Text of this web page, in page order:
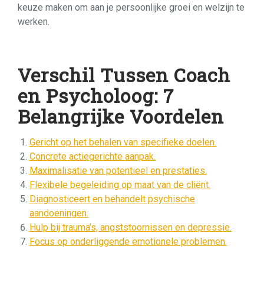
keuze maken om aan je persoonlijke groei en welzijn te
werken.
Verschil Tussen Coach
en Psycholoog: 7
Belangrijke Voordelen
Gericht op het behalen van specifieke doelen.
Concrete actiegerichte aanpak.
Maximalisatie van potentieel en prestaties.
Flexibele begeleiding op maat van de cliënt.
Diagnosticeert en behandelt psychische
aandoeningen.
Hulp bij trauma’s, angststoornissen en depressie.
Focus op onderliggende emotionele problemen.